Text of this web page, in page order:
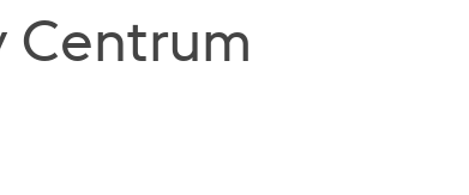
Centrum